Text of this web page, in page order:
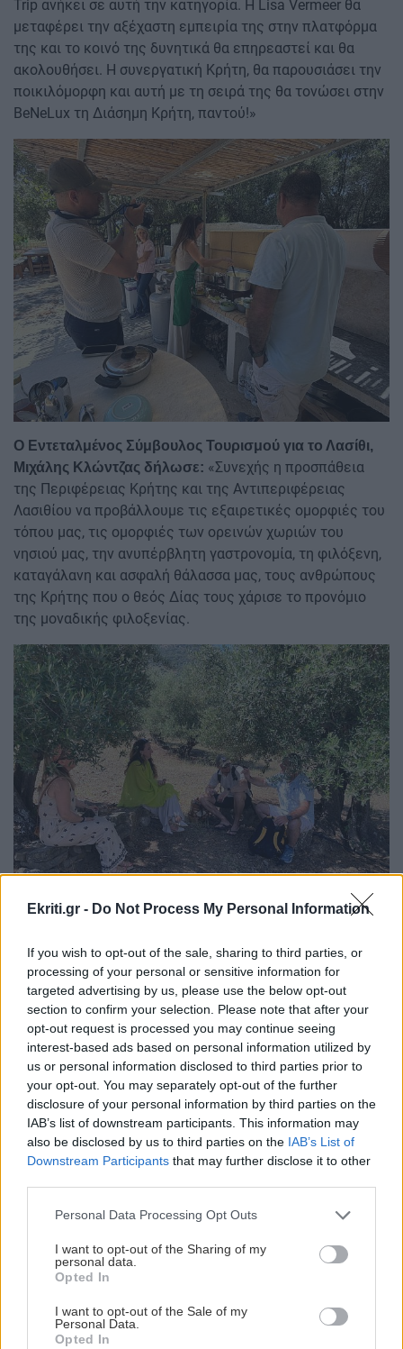
Ekriti.gr - Do Not Process My Personal Information
If you wish to opt-out of the sale, sharing to third parties, or
processing of your personal or sensitive information for
targeted advertising by us, please use the below opt-out
section to confirm your selection. Please note that after your
opt-out request is processed you may continue seeing
interest-based ads based on personal information utilized by
us or personal information disclosed to third parties prior to
your opt-out. You may separately opt-out of the further
disclosure of your personal information by third parties on the
IAB’s list of downstream participants. This information may
also be disclosed by us to third parties on the IAB’s List of
Downstream Participants that may further disclose it to other
Personal Data Processing Opt Outs
I want to opt-out of the Sharing of my
personal data.
Opted In
I want to opt-out of the Sale of my
Personal Data.
Opted In
Trip ανήκει σε αυτή την κατηγορία. Η Lisa Vermeer θα
μεταφέρει την αξέχαστη εμπειρία της στην πλατφόρμα
της και το κοινό της δυνητικά θα επηρεαστεί και θα
ακολουθήσει. Η συνεργατική Κρήτη, θα παρουσιάσει την
ποικιλόμορφη και αυτή με τη σειρά της θα τονώσει στην
BeNeLux τη Διάσημη Κρήτη, παντού!»
Image
Ο Εντεταλμένος Σύμβουλος Τουρισμού για το Λασίθι,
Μιχάλης Κλώντζας δήλωσε: «Συνεχής η προσπάθεια
της Περιφέρειας Κρήτης και της Αντιπεριφέρειας
Λασιθίου να προβάλλουμε τις εξαιρετικές ομορφιές του
τόπου μας, τις ομορφιές των ορεινών χωριών του
νησιού μας, την ανυπέρβλητη γαστρονομία, τη φιλόξενη,
καταγάλανη και ασφαλή θάλασσα μας, τους ανθρώπους
της Κρήτης που ο θεός Δίας τους χάρισε το προνόμιο
της μοναδικής φιλοξενίας.
Image
Η Lisa Vermeer φιλοξενήθηκε με τον καλύτερο δυνατό
τρόπο στο Λασίθι και εντυπωσιάστηκε. Μετέφερε ήδη
σε παγκόσμιο επίπεδο την μοναδική εμπειρία της στο
Λασίθι! Με τη σειρά μας την ευχαριστούμε πάρα πολύ για
όλα όσα προσέφερε στον τόπο μας».
ΔΙΑΒΑΣΤΕ ΕΠΙΣΗΣ:
Ηράκλειο: Αναπνέει μόνο του και παίζει με τάμπλετ το
3χρονο κοριτσάκι
Κρήτη: Χειροπέδες στους νεαρούς για το δέμα με την
κάνναβη
Κρήτη: Νέα μαζική άφιξη μεταναστών - 182 άτομα
αποβιβάστηκαν νότια του Ηρακλείου
Ηράκλειο - κτηνοτρόφοι: Μπήκαν χρήματα στους
λογαριασμούς και εξαφανίστηκαν σε λίγα λεπτά!
Ηράκλειο: Δεν μπορεί να πουλήσει το σπίτι λόγω